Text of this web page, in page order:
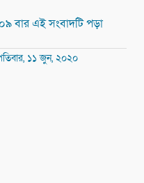
বার এই সংবাদটি পড়া
১১ জুন, ২০২০